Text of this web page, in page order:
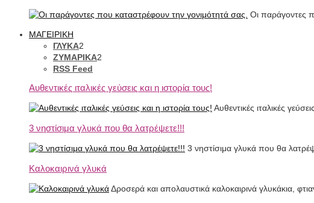
Οι παράγοντες
ΜΑΓΕΙΡΙΚΗ
ΓΛΥΚΑ2
ΖΥΜΑΡΙΚΑ2
RSS Feed
Αυθεντικές ιταλικές γεύσεις και η ιστορία τους!
Αυθεντικές ιταλικές
3 νηστίσιμα γλυκά που θα λατρέψετε!!!
3 νηστίσιμα γλυκά που θα
Καλοκαιρινά γλυκά
Δροσερά και απολαυστικά καλοκαιρινά γλυκάκια,